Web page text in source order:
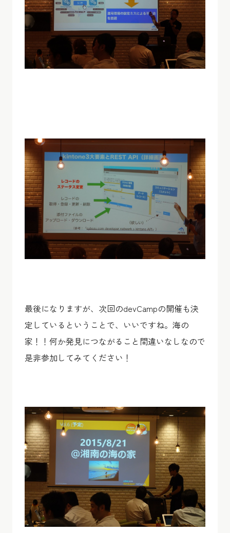
最後になりますが、次回のdevCampの開催も決
定しているということで、いいですね。海の
家！！何か発見につながること間違いなしなので
是非参加してみてください！